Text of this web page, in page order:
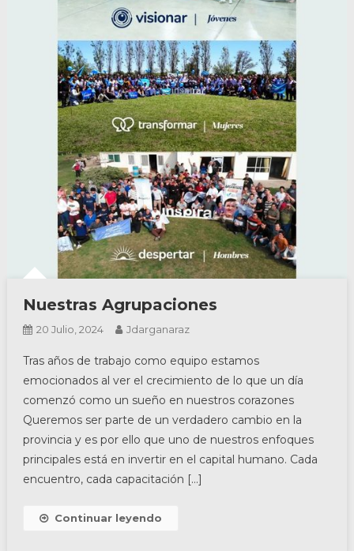
Nuestras Agrupaciones
20 Julio, 2024 Jdarganaraz
Tras años de trabajo como equipo estamos
emocionados al ver el crecimiento de lo que un día
comenzó como un sueño en nuestros corazones
Queremos ser parte de un verdadero cambio en la
provincia y es por ello que uno de nuestros enfoques
principales está en invertir en el capital humano. Cada
encuentro, cada capacitación […]
Continuar leyendo